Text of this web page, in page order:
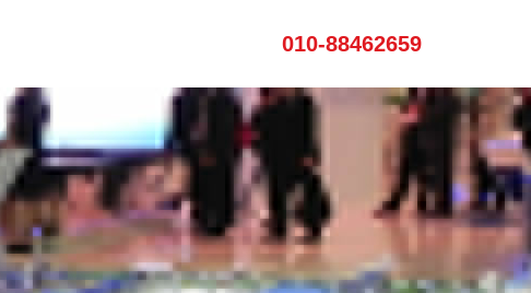
010-88462659
技术支持 视频演示 知识产权 其他文章